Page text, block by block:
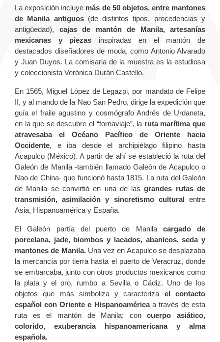
La exposición incluye más de 50 objetos, entre mantones
de Manila antiguos(de distintos tipos, procedencias y
antigüedad), cajas de mantón de Manila, artesanías
mexicanas y piezas inspiradas en el mantón de
destacados diseñadores de moda, como Antonio Alvarado
y Juan Duyos. La comisaria de la muestra es la estudiosa
y coleccionista Verónica Durán Castello.
En 1565, Miguel López de Legazpi, por mandato de Felipe
II, y al mando de la Nao San Pedro, dirige la expedición que
guía el fraile agustino y cosmógrafo Andrés de Urdaneta,
en la que se descubre el “tornaviaje”, la ruta marítima que
atravesaba el Océano Pacífico de Oriente hacia
Occidente, e iba desde el archipiélago filipino hasta
Acapulco (México). A partir de ahí se estableció la ruta del
Galeón de Manila -también llamado Galeón de Acapulco o
Nao de China- que funcionó hasta 1815. La ruta del Galeón
de Manila se convirtió en una de lasgrandes rutas de
transmisión, asimilación y sincretismo cultural entre
Asia, Hispanoamérica y España.
El Galeón partía del puerto de Manila cargado de
porcelana, jade, biombos y lacados, abanicos, seda y
mantones de Manila.Una vez en Acapulco se desplazaba
la mercancía por tierra hasta el puerto de Veracruz, donde
se embarcaba, junto con otros productos mexicanos como
la plata y el oro, rumbo a Sevilla o Cádiz. Uno de los
objetos que más simboliza y caracteriza el contacto
español con Oriente e Hispanoaméricaa través de esta
ruta es el mantón de Manila: concuerpo asiático,
colorido, exuberancia hispanoamericana y alma
española.